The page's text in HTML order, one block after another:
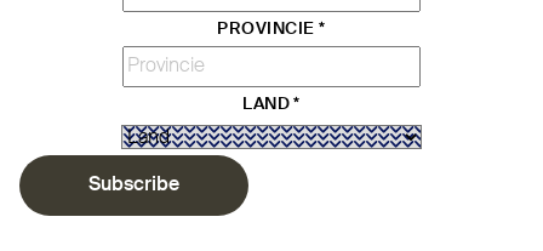
PROVINCIE*
LAND*
Subscribe